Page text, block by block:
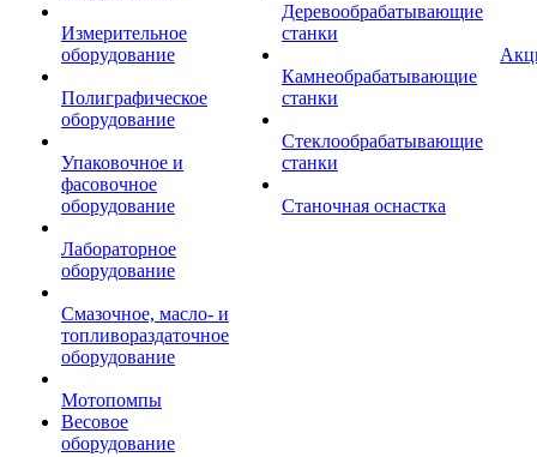
Измерительное
оборудование
Полиграфическое
оборудование
Упаковочное и
фасовочное
оборудование
Лабораторное
оборудование
Смазочное, масло- и
топливораздаточное
оборудование
Мотопомпы
Весовое
оборудование
Деревообрабатывающие
станки
Камнеобрабатывающие
станки
Стеклообрабатывающие
станки
Станочная оснастка